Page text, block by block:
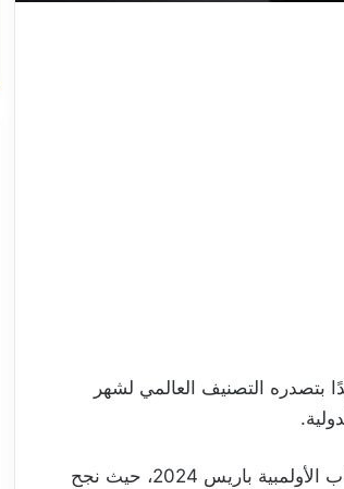
بتصدره التصنيف العالمي لشهر
وكان القطوسي قد سجل اسمه بأحرف من ذهب خلال دورة الألعاب الأولمبية باريس 2024، حيث نجح